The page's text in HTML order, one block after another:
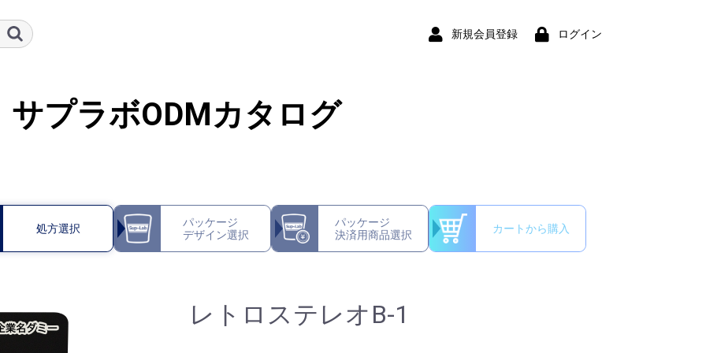
新規会員登録 ログイン
サプラボODMカタログ
処方選択
パッケージ
デザイン選択
パッケージ
決済用商品選択
カートから購入
レトロステレオB-1